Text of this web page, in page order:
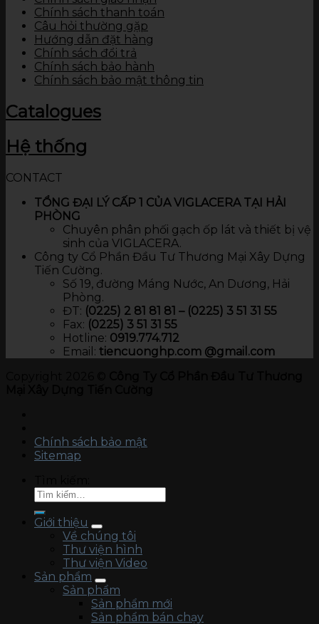
Chính sách thanh toán
Câu hỏi thường gặp
Hướng dẫn đặt hàng
Chính sách đổi trả
Chính sách bảo hành
Chính sách bảo mật thông tin
Catalogues
Hệ thống
CONTACT
TỔNG ĐẠI LÝ CẤP 1 CỦA VIGLACERA TẠI HẢI
PHÒNG
Chuyên phân phối gạch ốp lát và thiết bị vệ
sinh của VIGLACERA.
Công ty Cổ Phần Đầu Tư Thương Mại Xây Dựng
Tiến Cường.
Số 19, đường Máng Nước, An Dương, Hải
Phòng.
ĐT: (0225) 2 81 81 81 – (0225) 3 51 31 55
Fax: (0225) 3 51 31 55
Hotline: 0919.774.712​
Email: tiencuonghp.com @gmail.com
Chính sách bảo mật
Sitemap
Giới thiệu
Về chúng tôi
Thư viện hình
Thư viện Video
Sản phẩm
Sản phẩm
Sản phẩm mới
Sản phẩm bán chạy